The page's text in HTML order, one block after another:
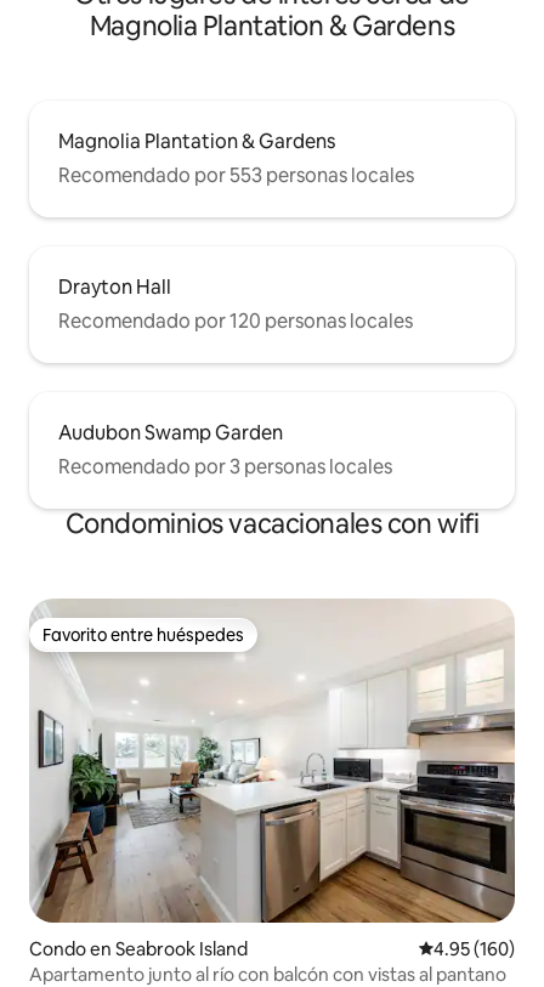
Magnolia Plantation & Gardens
Magnolia Plantation & Gardens
Recomendado por 553 personas locales
Drayton Hall
Recomendado por 120 personas locales
Audubon Swamp Garden
Recomendado por 3 personas locales
Condominios vacacionales con wifi
Favorito entre huéspedes
Favorito entre huéspedes
Condo en Seabrook Island Calificación
4.95 (160)
Apartamento junto al río con balcón con vistas al pantano